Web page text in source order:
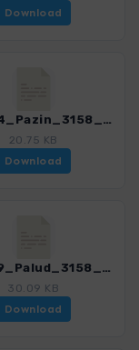
Download
EKR_04_Pazin_3158_1.gpx
20.75 KB
Download
EKR_09_Palud_3158_1.gpx
30.09 KB
Download